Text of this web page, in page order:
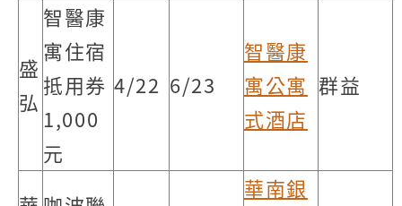
盛
弘
智醫康
寓住宿
抵用券
1,000
元
4/22 6/23
智醫康
寓公寓
式酒店
群益
華南銀